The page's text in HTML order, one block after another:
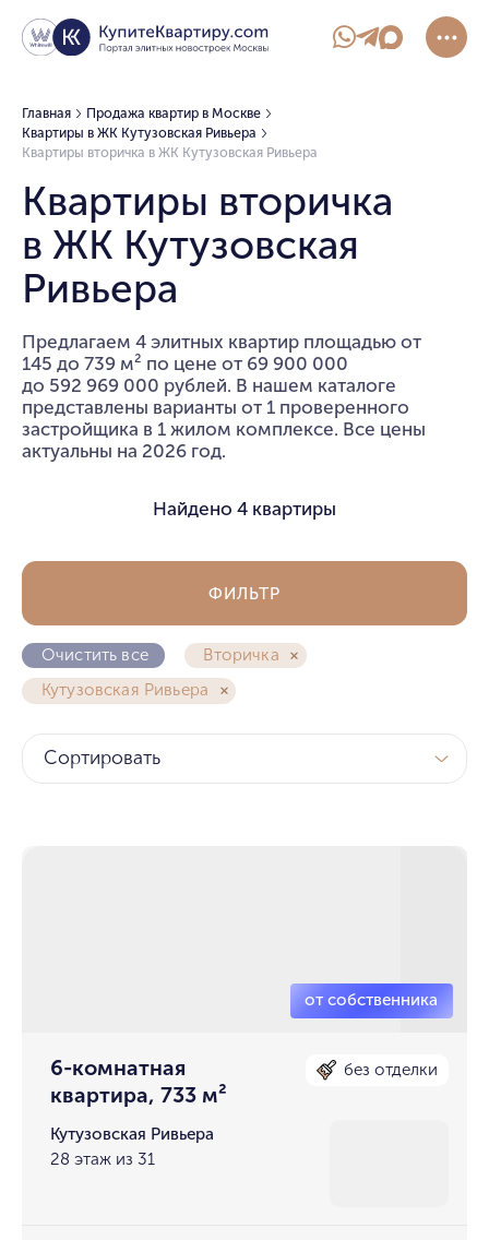
Главная
Продажа квартир в Москве
Квартиры в ЖК Кутузовская Ривьера
Квартиры вторичка в ЖК Кутузовская Ривьера
Квартиры вторичка
в ЖК Кутузовская
Ривьера
Предлагаем 4 элитных квартир площадью от
145 до 739 м² по цене от 69 900 000
до 592 969 000 рублей. В нашем каталоге
представлены варианты от 1 проверенного
застройщика в 1 жилом комплексе. Все цены
актуальны на 2026 год.
Найдено 4 квартиры
Очистить все
Вторичка
Кутузовская Ривьера
ФИЛЬТР
Сортировать
6-комнатная
квартира, 733 м²
без отделки
Кутузовская Ривьера
28 этаж из 31